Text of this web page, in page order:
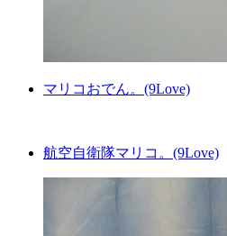
マリコおでん。(9Love)
航空自衛隊マリコ。(9Love)